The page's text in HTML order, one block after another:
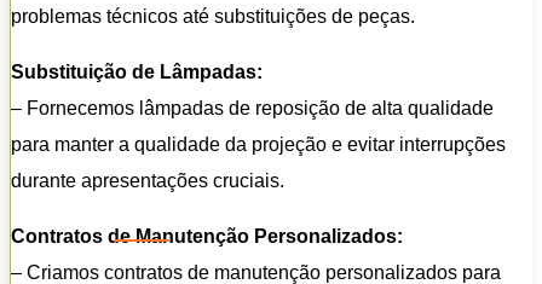
problemas técnicos até substituições de peças.
Substituição de Lâmpadas:
– Fornecemos lâmpadas de reposição de alta qualidade
para manter a qualidade da projeção e evitar interrupções
durante apresentações cruciais.
Contratos de Manutenção Personalizados:
– Criamos contratos de manutenção personalizados para